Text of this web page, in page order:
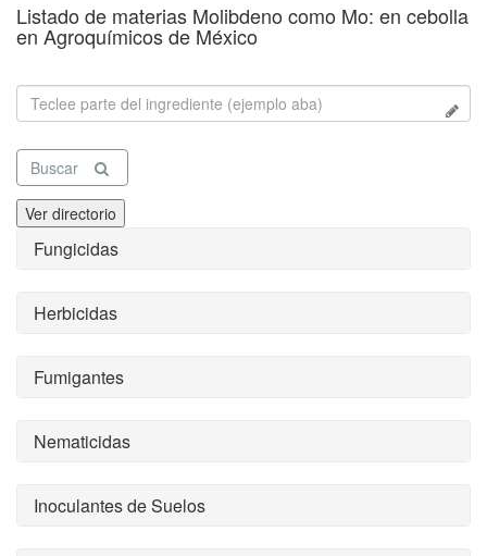
Listado de materias Molibdeno como Mo: en cebolla
en Agroquímicos de México
Buscar
Ver directorio
Fungicidas
Herbicidas
Fumigantes
Nematicidas
Inoculantes de Suelos